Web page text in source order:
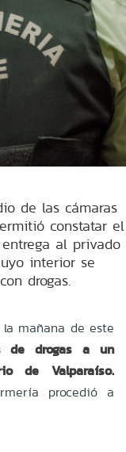
de las cámaras
constatar el
al privado
interior se
drogas.
mañana de este
de drogas a un
de Valparaíso.
procedió a